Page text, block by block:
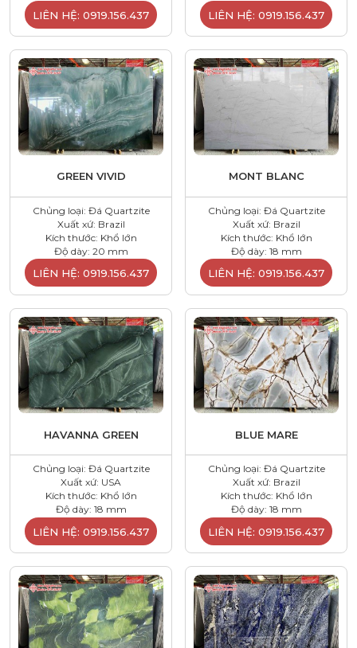
LIÊN HỆ: 0919.156.437 LIÊN HỆ: 0919.156.437
GREEN VIVID
Chủng loại: Đá Quartzite
Xuất xứ: Brazil
Kích thước: Khổ lớn
Độ dày: 20 mm
LIÊN HỆ: 0919.156.437
MONT BLANC
Chủng loại: Đá Quartzite
Xuất xứ: Brazil
Kích thước: Khổ lớn
Độ dày: 18 mm
LIÊN HỆ: 0919.156.437
HAVANNA GREEN
Chủng loại: Đá Quartzite
Xuất xứ: USA
Kích thước: Khổ lớn
Độ dày: 18 mm
LIÊN HỆ: 0919.156.437
BLUE MARE
Chủng loại: Đá Quartzite
Xuất xứ: Brazil
Kích thước: Khổ lớn
Độ dày: 18 mm
LIÊN HỆ: 0919.156.437